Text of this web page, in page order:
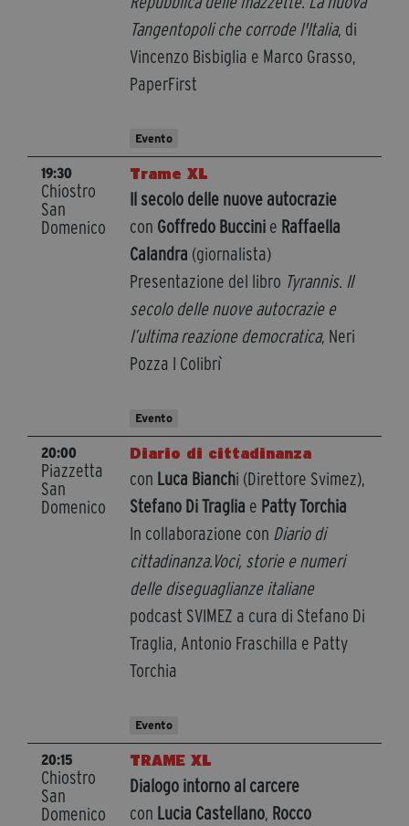
Tangentopoli che corrode l'Italia, di
Vincenzo Bisbiglia e Marco Grasso,
PaperFirst
Evento
19:30
Chiostro
San
Domenico
Trame XL
Il secolo delle nuove autocrazie
con Goffredo Buccini e Raffaella
Calandra (giornalista)
Presentazione del libro Tyrannis. Il
secolo delle nuove autocrazie e
l’ultima reazione democratica, Neri
Pozza I Colibrì
Evento
20:00
Piazzetta
San
Domenico
Diario di cittadinanza
con Luca Bianchi (Direttore Svimez),
Stefano Di Traglia e Patty Torchia
In collaborazione con Diario di
cittadinanza.Voci, storie e numeri
delle diseguaglianze italiane
podcast SVIMEZ a cura di Stefano Di
Traglia, Antonio Fraschilla e Patty
Torchia
Evento
20:15
Chiostro
San
Domenico
TRAME XL
Dialogo intorno al carcere
con Lucia Castellano, Rocco